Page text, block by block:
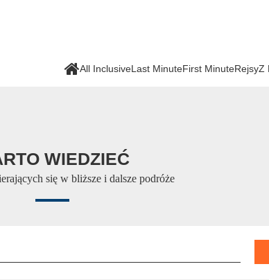
All InclusiveLast MinuteFirst MinuteRejsyZ
WIEDZIEĆ
się w bliższe i dalsze podróże